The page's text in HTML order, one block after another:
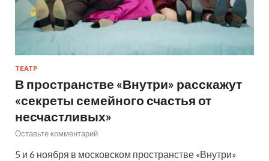
ТЕАТР
В пространстве «Внутри» расскажут
«секреты семейного счастья от
несчастливых»
Оставьте комментарий
5 и 6 ноября в московском пространстве «Внутри»